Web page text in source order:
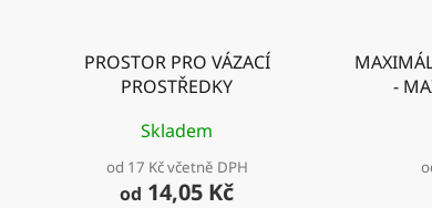
PROSTOR PRO VÁZACÍ
PROSTŘEDKY
Skladem
od 17 Kč včetně DPH
od 14,05 Kč
-